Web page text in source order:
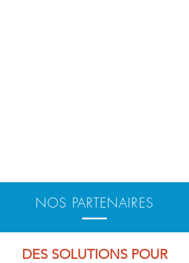
NOS PARTENAIRES
DES SOLUTIONS POUR